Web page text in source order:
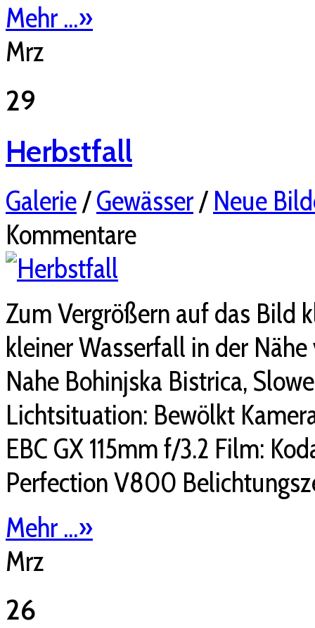
Mehr ...»
Mrz
29
Herbstfall
Galerie/Gewässer/Neue
Kommentare
Zum Vergrößern auf das Bild
kleiner Wasserfall in der
Nahe Bohinjska Bistrica,
Lichtsituation: Bewölkt
EBC GX 115mm f/3.2 Film:
Perfection V800
Mehr ...»
Mrz
26